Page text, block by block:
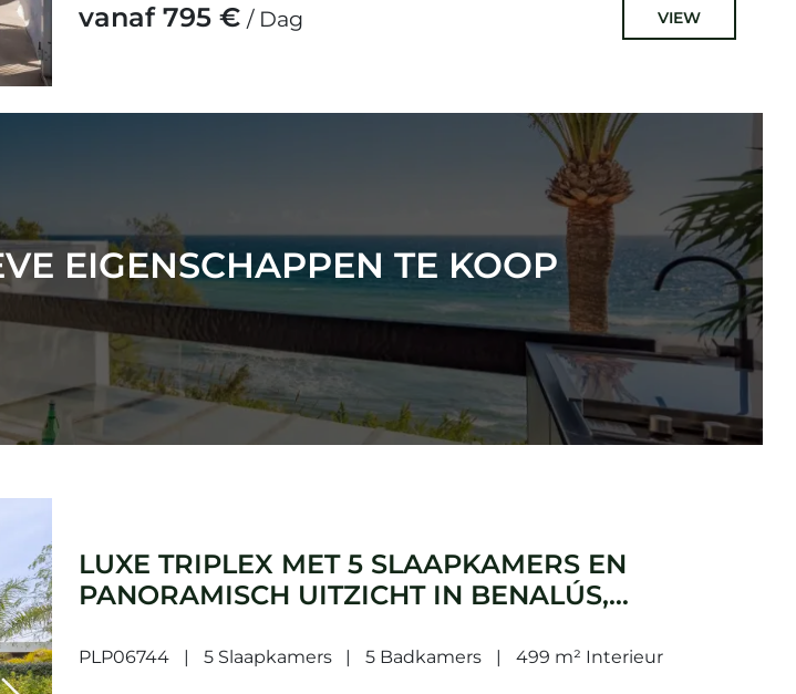
vanaf 795 € / Dag VIEW
EIGENSCHAPPEN TE KOOP
LUXE TRIPLEX MET 5 SLAAPKAMERS EN
PANORAMISCH UITZICHT IN BENALÚS,
PLP06744 5 Slaapkamers 5 Badkamers 499 m² Interieur